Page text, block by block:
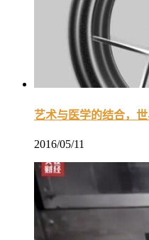
艺术与医学的结合，
2016/05/11